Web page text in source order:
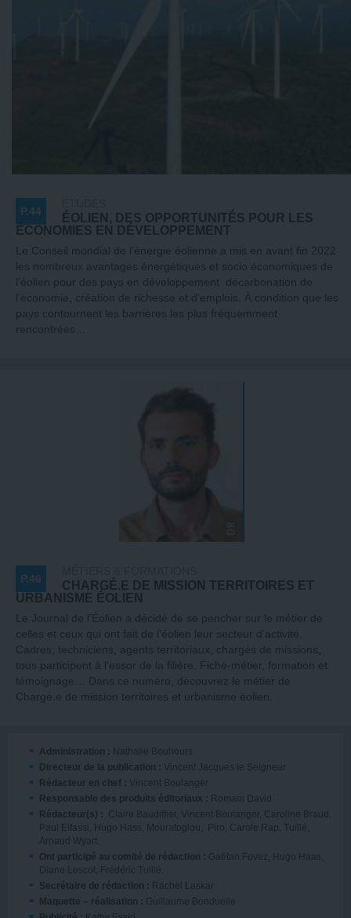
P.44
ÉOLIEN, DES OPPORTUNITÉS POUR LES
ÉCONOMIES EN DÉVELOPPEMENT
Le Conseil mondial de l’énergie éolienne a mis en avant fin 2022
les nombreux avantages énergétiques et socio économiques de
l’éolien pour des pays en développement décarbonation de
l’économie, création de richesse et d’emplois. À condition que les
pays contournent les barrières les plus fréquemment
rencontrées…
P.46
CHARGÉ.E DE MISSION TERRITOIRES ET
URBANISME ÉOLIEN
Le Journal de l’Éolien a décidé de se pencher sur le métier de
celles et ceux qui ont fait de l’éolien leur secteur d’activité.
Cadres, techniciens, agents territoriaux, chargés de missions,
tous participent à l’essor de la filière. Fiche-métier, formation et
témoignage… Dans ce numéro, découvrez le métier de
Chargé.e de mission territoires et urbanisme éolien.
Administration :
Nathalie Bouhours
Directeur de la publication :
Vincent Jacques le Seigneur
Rédacteur en chef :
Vincent Boulanger
Responsable des produits éditoriaux :
Romain David
Rédacteur(s) : Claire Baudiffier, Vincent Boulanger, Caroline Braud,
Paul Elfassi, Hugo Hass, Mouratoglou, Piro, Carole Rap, Tuillé,
Arnaud Wyart.
Ont participé au comité de rédaction :
Gaëtan Fovez, Hugo Haas,
Diane Lescot, Frédéric Tuillé.
Secrétaire de rédaction :
Rachel Laskar
Maquette – réalisation :
Guillaume Bonduelle